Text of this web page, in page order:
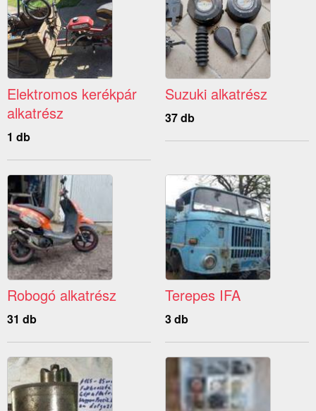
Elektromos kerékpár
alkatrész
1 db
Suzuki alkatrész
37 db
Robogó alkatrész
31 db
Terepes IFA
3 db